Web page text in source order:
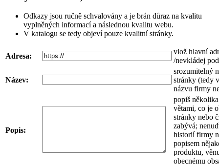
Odkazy jsou ručně schvalovány a je brán důraz na kvalitu
vyplněných informací a následnou kvalitu webu.
V katalogu se tedy objeví pouze kvalitní stránky.
Adresa:
vlož hlavní
/nevkládej
Název:
srozumitelný
stránky (tedy
názvu firmy
Popis:
popiš
větami, co je
stránky nebo
zabývá;
historií firmy
popisem
produktu,
obecnému